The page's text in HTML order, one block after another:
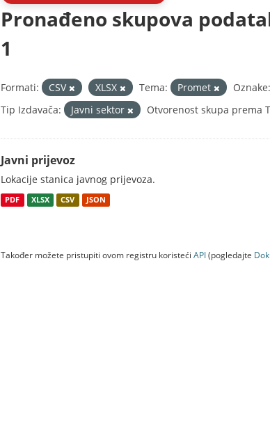
Pronađeno skupova
1
Formati: CSV XLSX Tema: Promet Oznake:
Tip Izdavača:
Javni sektor Otvorenost skupa prema
Javni prijevoz
Lokacije stanica javnog prijevoza.
PDF XLSX CSV JSON
Također možete pristupiti ovom registru koristeći API(pogledajte